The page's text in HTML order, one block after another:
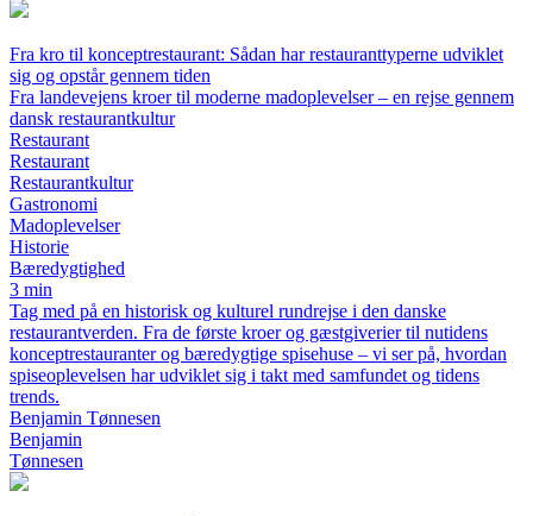
Fra kro til konceptrestaurant: Sådan har restauranttyperne udviklet
sig og opstår gennem tiden
Fra landevejens kroer til moderne madoplevelser – en rejse gennem
dansk restaurantkultur
Restaurant
Restaurant
Restaurantkultur
Gastronomi
Madoplevelser
Historie
Bæredygtighed
3 min
Tag med på en historisk og kulturel rundrejse i den danske
restaurantverden. Fra de første kroer og gæstgiverier til nutidens
konceptrestauranter og bæredygtige spisehuse – vi ser på, hvordan
spiseoplevelsen har udviklet sig i takt med samfundet og tidens
trends.
Benjamin Tønnesen
Benjamin
Tønnesen